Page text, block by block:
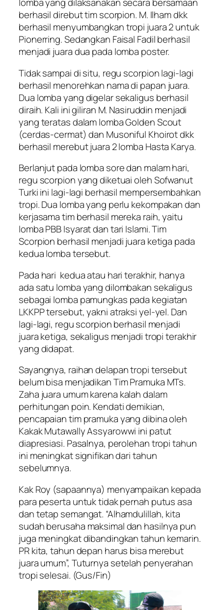
lomba yang dilaksanakan secara bersamaan
berhasil direbut tim scorpion. M. Ilham dkk
berhasil menyumbangkan tropi juara 2 untuk
Pionerring. Sedangkan Faisal Fadil berhasil
menjadi juara dua pada lomba poster.
Tidak sampai di situ, regu scorpion lagi-lagi
berhasil menorehkan nama di papan juara.
Dua lomba yang digelar sekaligus berhasil
diraih. Kali ini giliran M. Nasiruddin menjadi
yang teratas dalam lomba Golden Scout
(cerdas-cermat) dan Musoniful Khoirot dkk
berhasil merebut juara 2 lomba Hasta Karya.
Berlanjut pada lomba sore dan malam hari,
regu scorpion yang diketuai oleh Sofwanut
Turki ini lagi-lagi berhasil mempersembahkan
tropi. Dua lomba yang perlu kekompakan dan
kerjasama tim berhasil mereka raih, yaitu
lomba PBB Isyarat dan tari Islami. Tim
Scorpion berhasil menjadi juara ketiga pada
kedua lomba tersebut.
Pada hari kedua atau hari terakhir, hanya
ada satu lomba yang dilombakan sekaligus
sebagai lomba pamungkas pada kegiatan
LKKPP tersebut, yakni atraksi yel-yel. Dan
lagi-lagi, regu scorpion berhasil menjadi
juara ketiga, sekaligus menjadi tropi terakhir
yang didapat.
Sayangnya, raihan delapan tropi tersebut
belum bisa menjadikan Tim Pramuka MTs.
Zaha juara umum karena kalah dalam
perhitungan poin. Kendati demikian,
pencapaian tim pramuka yang dibina oleh
Kakak Mutawally Assyarowwi ini patut
diapresiasi. Pasalnya, perolehan tropi tahun
ini meningkat signifikan dari tahun
sebelumnya.
Kak Roy (sapaannya) menyampaikan kepada
para peserta untuk tidak pernah putus asa
dan tetap semangat. “Alhamdulillah, kita
sudah berusaha maksimal dan hasilnya pun
juga meningkat dibandingkan tahun kemarin.
PR kita, tahun depan harus bisa merebut
juara umum”, Tuturnya setelah penyerahan
tropi selesai. (Gus/Fin)